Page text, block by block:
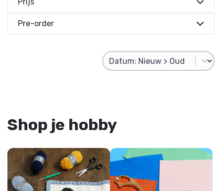
Prijs indicatie
Reset
Pre-order
Product Sorting
Sort content
Shop je hobby